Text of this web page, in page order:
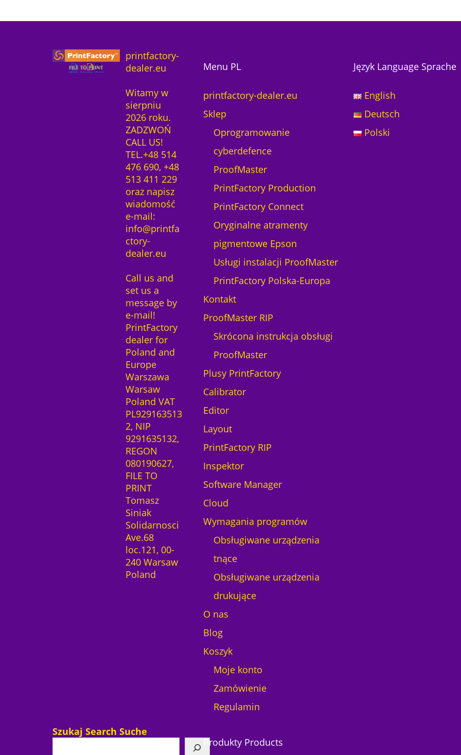
printfactory-
dealer.eu
Witamy w
sierpniu
2026 roku.
ZADZWOŃ
CALL US!
TEL.+48 514
476 690, +48
513 411 229
oraz napisz
wiadomość
e-mail:
info@printfa
ctory-
dealer.eu
Call us and
set us a
message by
e-mail!
PrintFactory
dealer for
Poland and
Europe
Warszawa
Warsaw
Poland VAT
PL929163513
2, NIP
9291635132,
REGON
080190627,
FILE TO
PRINT
Tomasz
Siniak
Solidarnosci
Ave.68
loc.121, 00-
240 Warsaw
Poland
Menu PL
printfactory-dealer.eu
Sklep
Oprogramowanie
cyberdefence
ProofMaster
PrintFactory Production
PrintFactory Connect
Oryginalne atramenty
pigmentowe Epson
Usługi instalacji ProofMaster
PrintFactory Polska-Europa
Kontakt
ProofMaster RIP
Skrócona instrukcja obsługi
ProofMaster
Plusy PrintFactory
Calibrator
Editor
Layout
PrintFactory RIP
Inspektor
Software Manager
Cloud
Wymagania programów
Obsługiwane urządzenia
tnące
Obsługiwane urządzenia
drukujące
O nas
Blog
Koszyk
Moje konto
Zamówienie
Regulamin
Język Language Sprache
English
Deutsch
Polski
Szukaj Search Suche
Produkty Products